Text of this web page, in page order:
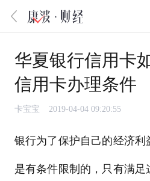
华夏银行信用卡
信用卡办理条件
卡宝宝 2019-04-04 09:20:55
银行为了保护自己的经济利
是有条件限制的，只有满